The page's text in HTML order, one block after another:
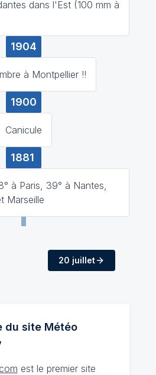
dans l'Est (100 mm à
1904
à Montpellier !!
1900
Canicule
1881
à Paris, 39° à Nantes,
Marseille
20 juillet
du site Météo
est le premier site